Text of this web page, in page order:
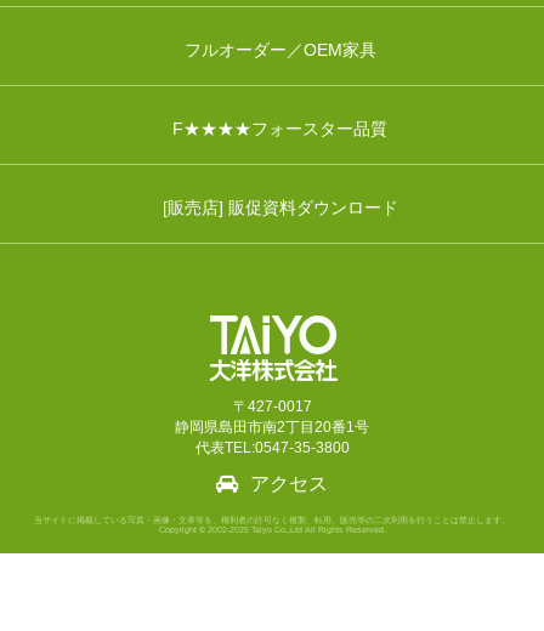
フルオーダー／OEM家具
F★★★★フォースター品質
[販売店] 販促資料ダウンロード
〒427-0017
静岡県島田市南2丁目20番1号
代表TEL:0547-35-3800
アクセス
当サイトに掲載している写真・画像・文章等を、権利者の許可なく複製、転用、販売等の二次利用を行うことは禁止します。
Copyright © 2002-2025 Taiyo Co.,Ltd All Rights Reserved.